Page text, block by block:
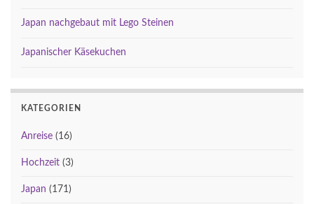
Japan nachgebaut mit Lego Steinen
Japanischer Käsekuchen
KATEGORIEN
Anreise (16)
Hochzeit (3)
Japan (171)